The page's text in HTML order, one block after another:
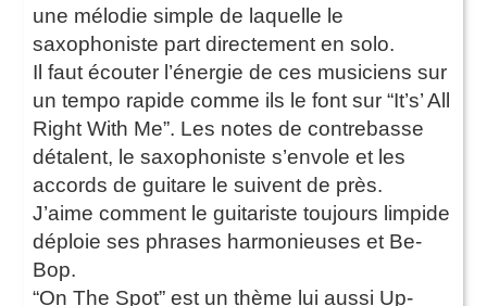
une mélodie simple de laquelle le
saxophoniste part directement en solo.
Il faut écouter l’énergie de ces musiciens sur
un tempo rapide comme ils le font sur “It’s’ All
Right With Me”. Les notes de contrebasse
détalent, le saxophoniste s’envole et les
accords de guitare le suivent de près.
J’aime comment le guitariste toujours limpide
déploie ses phrases harmonieuses et Be-
Bop.
“On The Spot” est un thème lui aussi Up-